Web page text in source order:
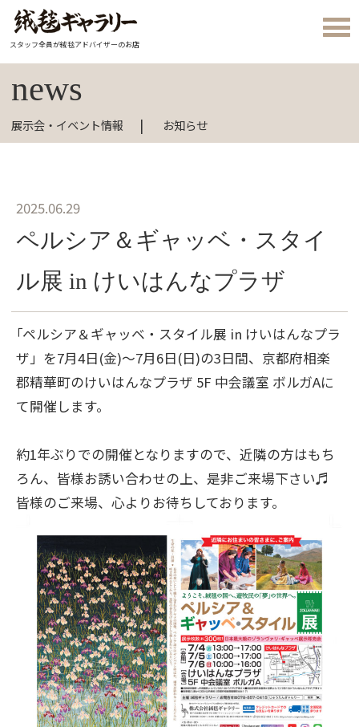
スタッフ全員が絨毯アドバイザーのお店
news
展示会・イベント情報 お知らせ
2025.06.29
ペルシア＆ギャッベ・スタイ
ル展 in けいはんなプラザ
｢ペルシア＆ギャッベ・スタイル展 in けいはんなプラ
ザ」を7月4日(金)～7月6日(日)の3日間、京都府相楽
郡精華町のけいはんなプラザ 5F 中会議室 ボルガAに
て開催します。
約1年ぶりでの開催となりますので、近隣の方はもち
ろん、皆様お誘い合わせの上、是非ご来場下さい♬
皆様のご来場、心よりお待ちしております。